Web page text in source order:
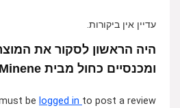
עדיין אין ביקורות.
היה הראשון לסקור את
ומכנסיים כחול מבית Minene – מידה 5-6”
be logged in to post a review.